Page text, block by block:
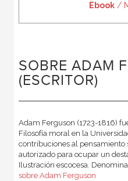
Ebook /
SOBRE ADAM
(ESCRITOR)
Adam Ferguson (1723-1816)
Filosofía moral en la
contribuciones al pensamiento
autorizado para ocupar un
Ilustración escocesa.
sobre Adam Ferguson